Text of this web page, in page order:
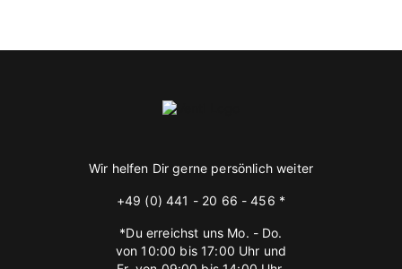
Wir helfen Dir gerne persönlich weiter
+49 (0) 441 - 20 66 - 456 *
*Du erreichst uns Mo. - Do.
von 10:00 bis 17:00 Uhr und